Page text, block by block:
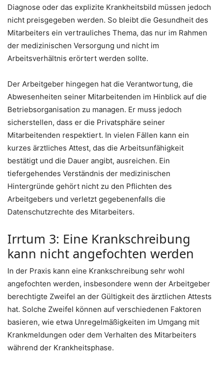
Diagnose oder das explizite Krankheitsbild müssen jedoch
nicht preisgegeben werden. So bleibt die Gesundheit des
Mitarbeiters ein vertrauliches Thema, das nur im Rahmen
der medizinischen Versorgung und nicht im
Arbeitsverhältnis erörtert werden sollte.
Der Arbeitgeber hingegen hat die Verantwortung, die
Abwesenheiten seiner Mitarbeitenden im Hinblick auf die
Betriebsorganisation zu managen. Er muss jedoch
sicherstellen, dass er die Privatsphäre seiner
Mitarbeitenden respektiert. In vielen Fällen kann ein
kurzes ärztliches Attest, das die Arbeitsunfähigkeit
bestätigt und die Dauer angibt, ausreichen. Ein
tiefergehendes Verständnis der medizinischen
Hintergründe gehört nicht zu den Pflichten des
Arbeitgebers und verletzt gegebenenfalls die
Datenschutzrechte des Mitarbeiters.
Irrtum 3: Eine Krankschreibung
kann nicht angefochten werden
In der Praxis kann eine Krankschreibung sehr wohl
angefochten werden, insbesondere wenn der Arbeitgeber
berechtigte Zweifel an der Gültigkeit des ärztlichen Attests
hat. Solche Zweifel können auf verschiedenen Faktoren
basieren, wie etwa Unregelmäßigkeiten im Umgang mit
Krankmeldungen oder dem Verhalten des Mitarbeiters
während der Krankheitsphase.